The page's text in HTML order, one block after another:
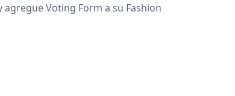
Voting Form a su Fashion